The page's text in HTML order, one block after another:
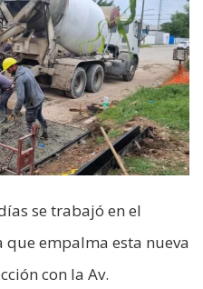
se trabajó en el
empalma esta nueva
con la Av.